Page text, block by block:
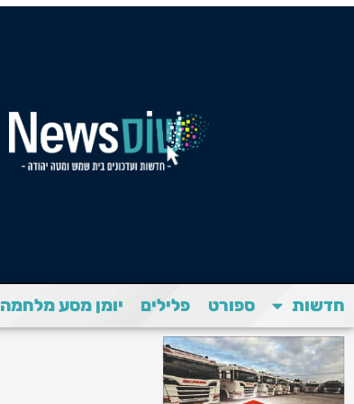
חדשות ספורט פלילים יומן מסע מלחמה